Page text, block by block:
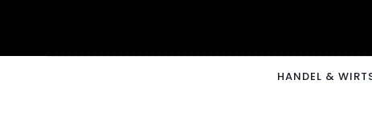
HANDEL &